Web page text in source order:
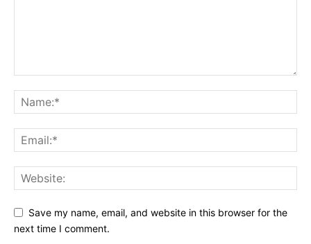
Save my name, email, and website in this browser for the
next time I comment.